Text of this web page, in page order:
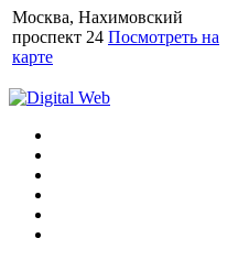
Москва, Нахимовский
проспект 24 Посмотреть на
карте